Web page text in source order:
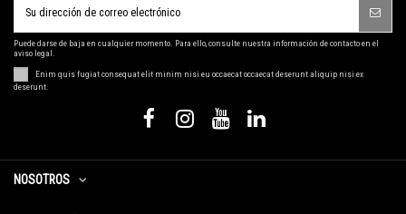
Puede darse de baja en cualquier momento. Para ello, consulte nuestra información de contacto en el
aviso legal.
Enim quis fugiat consequat elit minim nisi eu occaecat occaecat deserunt aliquip nisi ex
deserunt.
NOSOTROS